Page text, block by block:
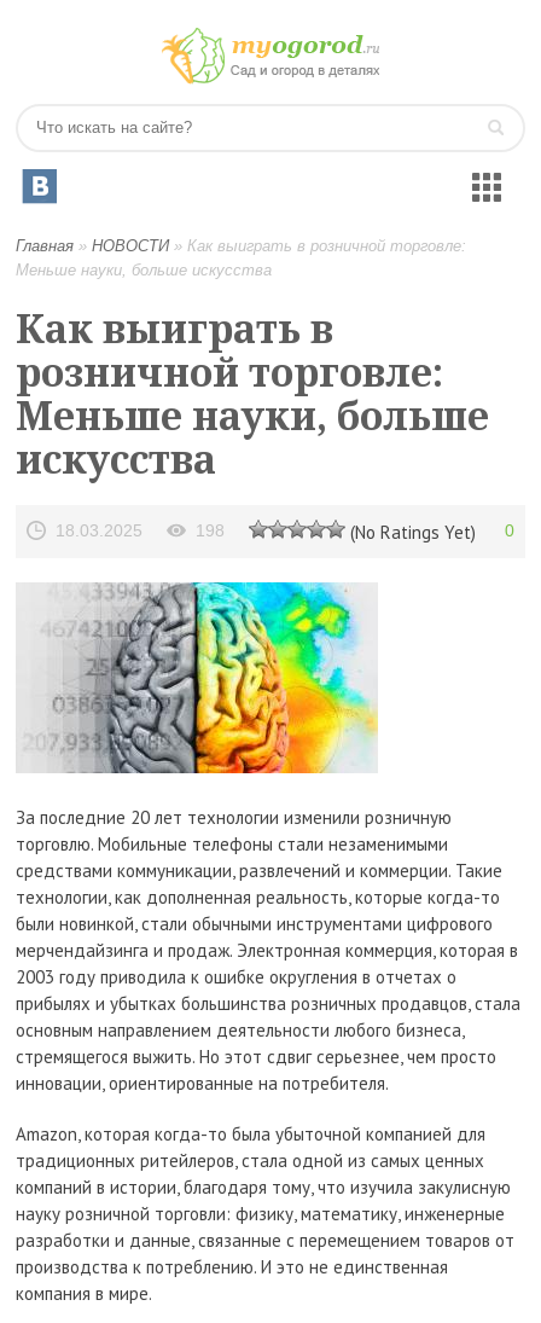
Главная »НОВОСТИ»Как выиграть в розничной торговле:
Меньше науки, больше искусства
Как выиграть в
розничной торговле:
Меньше науки, больше
искусства
18.03.2025 198 (No Ratings Yet) 0
За последние 20 лет технологии изменили розничную
торговлю. Мобильные телефоны стали незаменимыми
средствами коммуникации, развлечений и коммерции. Такие
технологии, как дополненная реальность, которые когда-то
были новинкой, стали обычными инструментами цифрового
мерчендайзинга и продаж. Электронная коммерция, которая в
2003 году приводила к ошибке округления в отчетах о
прибылях и убытках большинства розничных продавцов, стала
основным направлением деятельности любого бизнеса,
стремящегося выжить. Но этот сдвиг серьезнее, чем просто
инновации, ориентированные на потребителя.
Amazon, которая когда-то была убыточной компанией для
традиционных ритейлеров, стала одной из самых ценных
компаний в истории, благодаря тому, что изучила закулисную
науку розничной торговли: физику, математику, инженерные
разработки и данные, связанные с перемещением товаров от
производства к потреблению. И это не единственная
компания в мире.